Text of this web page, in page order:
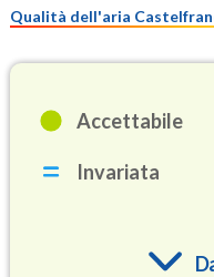
Qualità dell'aria
Accettabile
Invariata